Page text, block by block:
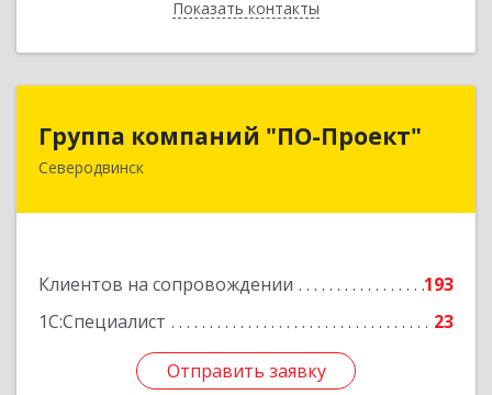
Показать контакты
Назад
Группа компаний "ПО-Проект"
Северодвинск
Клиентов на сопровождении
193
1С:Специалист
23
Отправить заявку
Группа компаний "ПО-Проект"
164500, Архангельская обл, Северодвинск г,
Отправить заявку